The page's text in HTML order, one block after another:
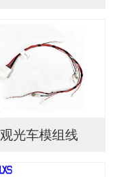
观光车模组线